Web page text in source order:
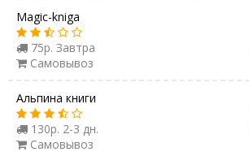
Magic-kniga
75р. Завтра
Самовывоз
Альпина книги
130р. 2-3 дн.
Самовывоз